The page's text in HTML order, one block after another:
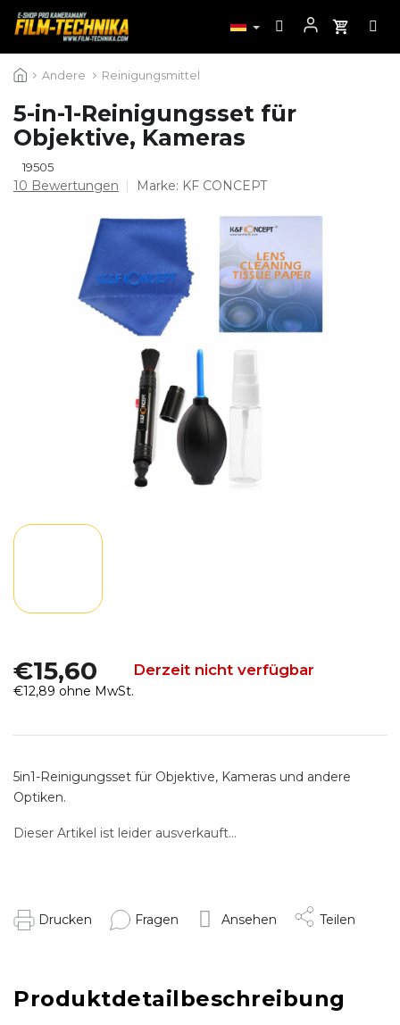
Inhalt Andere Reinigungsmittel
5-in-1-Reinigungsset für
Objektive, Kameras
19505
Die
Produktbewertung
10 Bewertungen Marke: KF CONCEPT
€15,60 Derzeit nicht verfügbar
€12,89 ohne MwSt.
Dieser Artikel ist leider ausverkauft…
5in1-Reinigungsset für Objektive, Kameras und andere
Optiken.
Drucken Fragen Ansehen Teilen
Produktdetailbeschreibung